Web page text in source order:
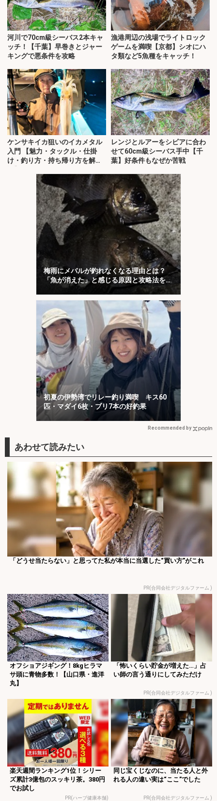
河川で70cm級シーバス2本キャ
ッチ！【千葉】早巻きとジャー
キングで悪条件を攻略
漁港周辺の浅場でライトロック
ゲームを満喫【京都】シオにハ
タ類など5魚種をキャッチ！
ケンサキイカ狙いのイカメタル
入門 【魅力・タックル・仕掛
け・釣り方・持ち帰り方を解
レンジとルアーをシビアに合わ
せて60cm級シーバス手中【千
葉】好条件もなぜか苦戦
梅雨にメバルが釣れなくなる理由とは？
「魚が消えた」と感じる原因と攻略法を解
初夏の伊勢湾でリレー釣り満喫 キス60
匹・マダイ6枚・ブリ7本の好釣果
Recommended by
「どうせ当たらない」と思ってた私が本当に当選した“買い方”がこれ
PR(合同会社デジタルファーム )
オフショアジギング！8kgヒラマ
サ頭に青物多数！【山口県・進洋
丸】
「怖いくらい貯金が増えた…」占
い師の言う通りにしてみただけ
PR(合同会社デジタルファーム )
楽天週間ランキング1位！シリー
ズ累計3億包のスッキリ茶。380円
でお試し
PR(ハーブ健康本舗)
同じ宝くじなのに、当たる人と外
れる人の違い実は“ここ”でした
PR(合同会社デジタルファーム )